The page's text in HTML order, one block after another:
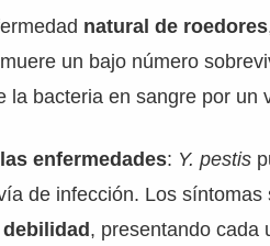
natural de roedores
un bajo número
la bacteria en sangre por un
enfermedades: Y. pestis
de infección. Los
, presentando cada